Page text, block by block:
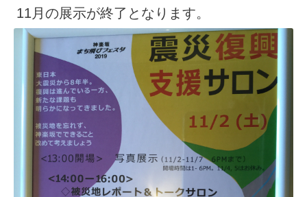
11月の展示が終了となります。